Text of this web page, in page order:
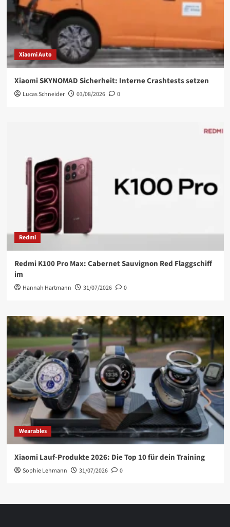
Xiaomi Auto
Xiaomi SKYNOMAD Sicherheit: Interne Crashtests setzen
Lucas Schneider 03/08/2026 0
Redmi
Redmi K100 Pro Max: Cabernet Sauvignon Red Flaggschiff
im
Hannah Hartmann 31/07/2026 0
Wearables
Xiaomi Lauf-Produkte 2026: Die Top 10 für dein Training
Sophie Lehmann 31/07/2026 0